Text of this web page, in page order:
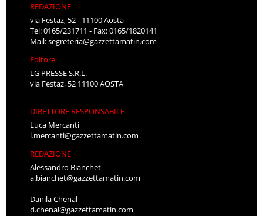
REDAZIONE
via Festaz, 52 - 11100 Aosta
Tel: 0165/231711 - Fax: 0165/1820141
Mail:segreteria@gazzettamatin.com
Editore
LG PRESSE S.R.L.
via Festaz, 52 11100 AOSTA
DIRETTORE RESPONSABILE
Luca Mercanti
l.mercanti@gazzettamatin.com
REDAZIONE
Alessandro Bianchet
a.bianchet@gazzettamatin.com
Danila Chenal
d.chenal@gazzettamatin.com